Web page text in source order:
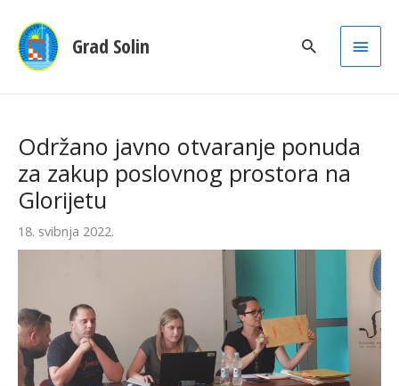
Grad Solin
Main
Održano javno otvaranje ponuda
za zakup poslovnog prostora na
Glorijetu
18. svibnja 2022.